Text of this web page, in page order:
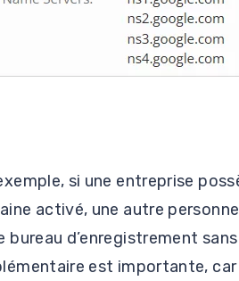
si une entreprise
activé, une autre
bureau d’enregistrement
est importante,